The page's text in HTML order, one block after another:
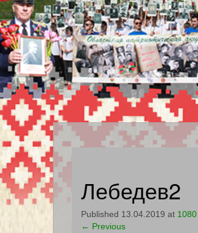
Лебедев2
Published 13.04.2019 at
← Previous